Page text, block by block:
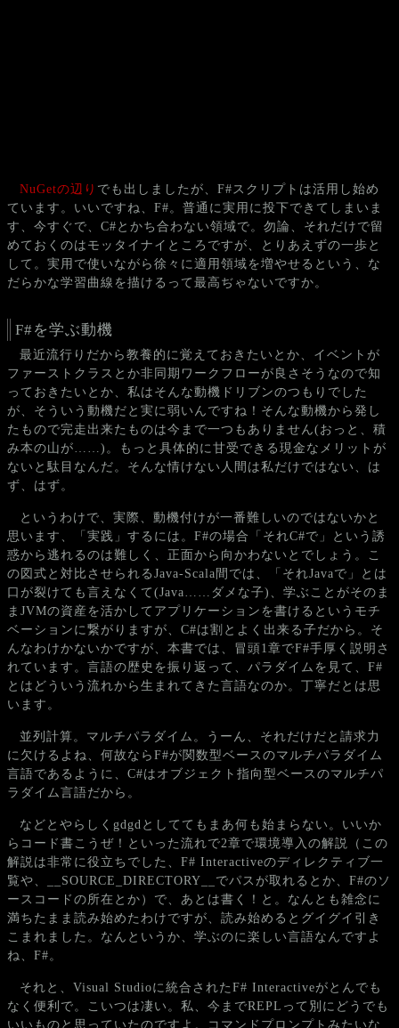
NuGetの辺り でも出しましたが、F#スクリプトは活用し始め
ています。いいですね、F#。普通に実用に投下できてしまいま
す、今すぐで、C#とかち合わない領域で。勿論、それだけで留
めておくのはモッタイナイところですが、とりあえずの一歩と
して。実用で使いながら徐々に適用領域を増やせるという、な
だらかな学習曲線を描けるって最高ぢゃないですか。
F#を学ぶ動機
最近流行りだから教養的に覚えておきたいとか、イベントが
ファーストクラスとか非同期ワークフローが良さそうなので知
っておきたいとか、私はそんな動機ドリブンのつもりでした
が、そういう動機だと実に弱いんですね！そんな動機から発し
たもので完走出来たものは今まで一つもありません(おっと、積
み本の山が……)。もっと具体的に甘受できる現金なメリットが
ないと駄目なんだ。そんな情けない人間は私だけではない、は
ず、はず。
というわけで、実際、動機付けが一番難しいのではないかと
思います、「実践」するには。F#の場合「それC#で」という誘
惑から逃れるのは難しく、正面から向かわないとでしょう。こ
の図式と対比させられるJava-Scala間では、「それJavaで」とは
口が裂けても言えなくて(Java……ダメな子)、学ぶことがそのま
まJVMの資産を活かしてアプリケーションを書けるというモチ
ベーションに繋がりますが、C#は割とよく出来る子だから。そ
んなわけかないかですが、本書では、冒頭1章でF#手厚く説明さ
れています。言語の歴史を振り返って、パラダイムを見て、F#
とはどういう流れから生まれてきた言語なのか。丁寧だとは思
います。
並列計算。マルチパラダイム。うーん、それだけだと請求力
に欠けるよね、何故ならF#が関数型ベースのマルチパラダイム
言語であるように、C#はオブジェクト指向型ベースのマルチパ
ラダイム言語だから。
などとやらしくgdgdとしててもまあ何も始まらない。いいか
らコード書こうぜ！といった流れで2章で環境導入の解説（この
解説は非常に役立ちでした、F# Interactiveのディレクティブ一
覧や、__SOURCE_DIRECTORY__でパスが取れるとか、F#のソ
ースコードの所在とか）で、あとは書く！と。なんとも雑念に
満ちたまま読み始めたわけですが、読み始めるとグイグイ引き
こまれました。なんというか、学ぶのに楽しい言語なんですよ
ね、F#。
それと、Visual Studioに統合されたF# Interactiveがとんでも
なく便利で。こいつは凄い。私、今までREPLって別にどうでも
いいものと思っていたのですよ。コマンドプロンプトみたいな